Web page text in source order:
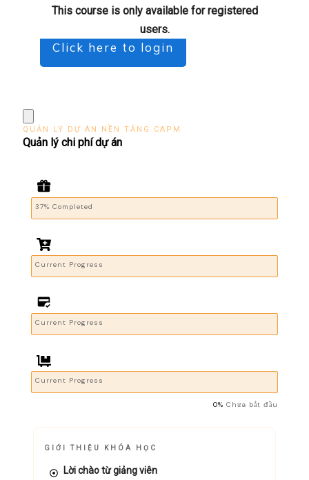
This course is only available for registered
users.
Click here to login
QUẢN LÝ DỰ ÁN NỀN TẢNG CAPM
Quản lý chi phí dự án
37% Completed
Current Progress
Current Progress
Current Progress
0% Chưa bắt đầu
GIỚI THIỆU KHÓA HỌC
Lời chào từ giảng viên